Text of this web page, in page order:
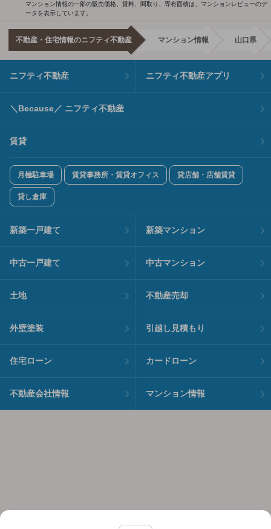
マンション情報の一部の販売価格、賃料、間取り、専有面積は、マンションレビューのデ
ータを表示しています。
不動産・住宅情報のニフティ不動産 マンション情報 山口県
ニフティ不動産 ニフティ不動産アプリ
＼Because／ ニフティ不動産
賃貸
月極駐車場 賃貸事務所・賃貸オフィス 貸店舗・店舗賃貸
貸し倉庫
新築一戸建て 新築マンション
中古一戸建て 中古マンション
土地 不動産売却
外壁塗装 引越し見積もり
住宅ローン カードローン
不動産会社情報 マンション情報